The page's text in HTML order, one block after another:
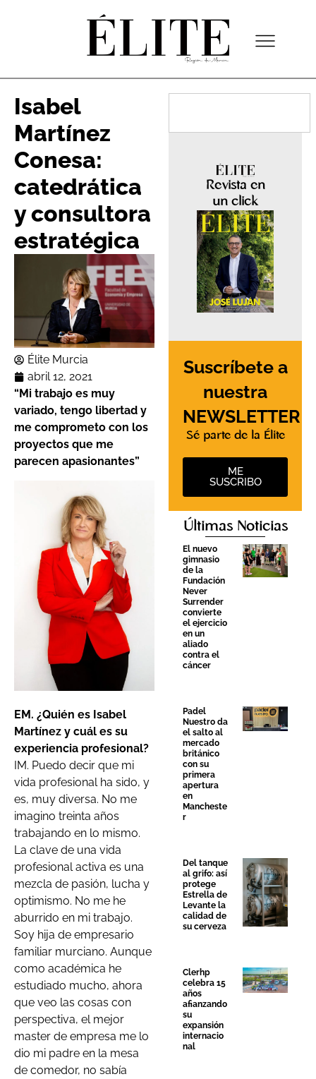
Isabel
Martínez
Conesa‬:
catedrática
y consultora
estratégica
Élite Murcia
abril 12, 2021
“Mi trabajo es muy
variado, tengo libertad y
me comprometo con los
proyectos que me
parecen apasionantes”
EM. ¿Quién es Isabel
Martínez y cuál es su
experiencia profesional?
IM. Puedo decir que mi
vida profesional ha sido, y
es, muy diversa. No me
imagino treinta años
trabajando en lo mismo.
La clave de una vida
profesional activa es una
mezcla de pasión, lucha y
optimismo. No me he
aburrido en mi trabajo.
Soy hija de empresario
familiar murciano. Aunque
como académica he
estudiado mucho, ahora
que veo las cosas con
perspectiva, el mejor
master de empresa me lo
dio mi padre en la mesa
de comedor, no sabía
Revista en
un click
Suscríbete a
nuestra
NEWSLETTER
Sé parte de la Élite
ME
SUSCRIBO
Últimas Noticias
El nuevo
gimnasio
de la
Fundación
Never
Surrender
convierte
el ejercicio
en un
aliado
contra el
cáncer
Padel
Nuestro da
el salto al
mercado
británico
con su
primera
apertura
en
Mancheste
r
Del tanque
al grifo: así
protege
Estrella de
Levante la
calidad de
su cerveza
Clerhp
celebra 15
años
afianzando
su
expansión
internacio
nal